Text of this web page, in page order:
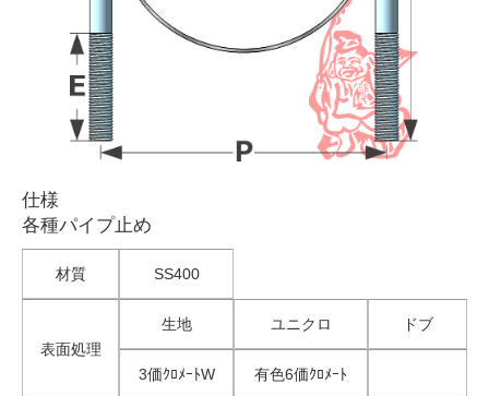
仕様
各種パイプ止め
材質 SS400
表面処理
生地 ユニクロ ドブ
3価ｸﾛﾒｰﾄW 有色6価ｸﾛﾒｰﾄ